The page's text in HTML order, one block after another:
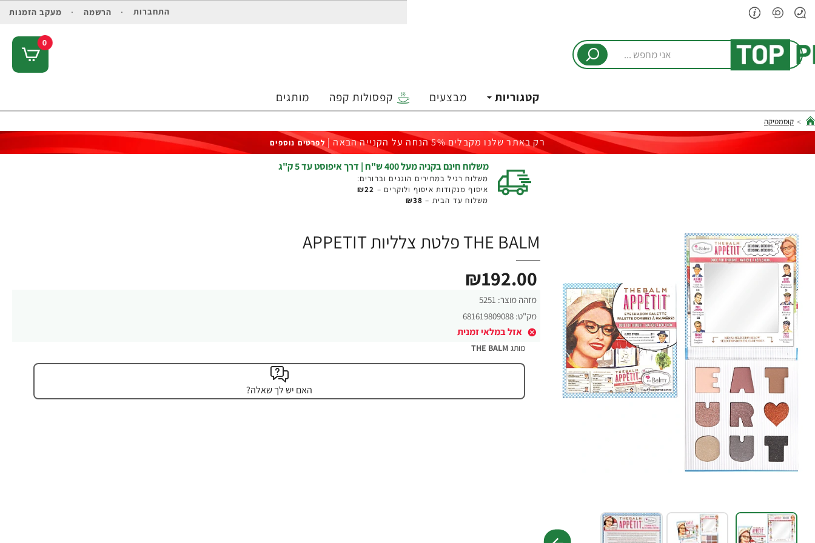
התחברות הרשמה מעקב הזמנות
מחפש
0
קטגוריות מבצעים קפסולות קפה מותגים
home
קוסמטיקה
רק באתר שלנו מקבלים 5% הנחה על הקנייה הבאה | לפרטים נוספים
משלוח חינם בקניה מעל 400 ש"ח | דרך איפוסט עד 5 ק"ג
משלוח רגיל במחירים הוגנים וברורים:
איסוף מנקודות איסוף ולוקרים – ₪22
משלוח עד הבית – ₪38
THE BALM פלטת צלליות APPETIT
מזהה מוצר: 5251
מק"ט: 681619809088
אזל במלאי זמנית
₪192.00
מותג THE BALM
האם יש לך שאלה?